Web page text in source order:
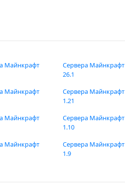
Майнкрафт
Майнкрафт
Сервера Майнкрафт
26.1
Сервера Майнкрафт
1.21
Майнкрафт
Майнкрафт
Сервера Майнкрафт
1.10
Сервера Майнкрафт
1.9